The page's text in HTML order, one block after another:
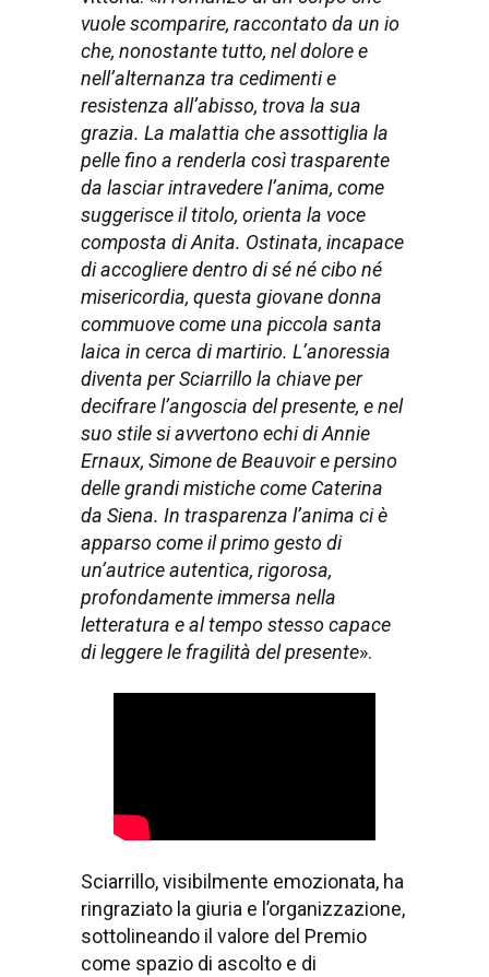
vuole scomparire, raccontato da un io
che, nonostante tutto, nel dolore e
nell’alternanza tra cedimenti e
resistenza all’abisso, trova la sua
grazia. La malattia che assottiglia la
pelle fino a renderla così trasparente
da lasciar intravedere l’anima, come
suggerisce il titolo, orienta la voce
composta di Anita. Ostinata, incapace
di accogliere dentro di sé né cibo né
misericordia, questa giovane donna
commuove come una piccola santa
laica in cerca di martirio. L’anoressia
diventa per Sciarrillo la chiave per
decifrare l’angoscia del presente, e nel
suo stile si avvertono echi di Annie
Ernaux, Simone de Beauvoir e persino
delle grandi mistiche come Caterina
da Siena. In trasparenza l’anima ci è
apparso come il primo gesto di
un’autrice autentica, rigorosa,
profondamente immersa nella
letteratura e al tempo stesso capace
di leggere le fragilità del presente».
Sciarrillo, visibilmente emozionata, ha
ringraziato la giuria e l’organizzazione,
sottolineando il valore del Premio
come spazio di ascolto e di